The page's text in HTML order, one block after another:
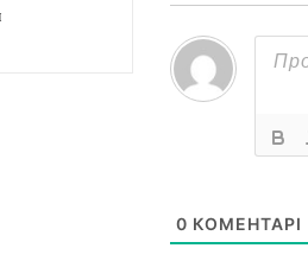
0 КОМЕНТАРІ